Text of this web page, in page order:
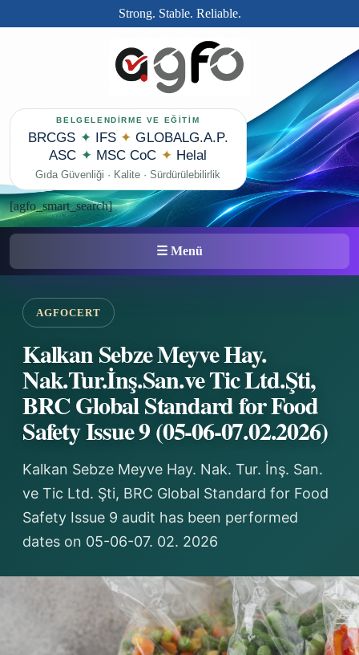
Strong. Stable. Reliable.
BELGELENDİRME VE EĞİTİM
BRCGS ✦ IFS ✦ GLOBALG.A.P.
ASC ✦ MSC CoC ✦ Helal
Gıda Güvenliği · Kalite · Sürdürülebilirlik
[agfo_smart_search]
☰ Menü
AGFOCERT
Kalkan Sebze Meyve Hay.
Nak.Tur.İnş.San.ve Tic Ltd.Şti,
BRC Global Standard for Food
Safety Issue 9 (05-06-07.02.2026)
Kalkan Sebze Meyve Hay. Nak. Tur. İnş. San.
ve Tic Ltd. Şti, BRC Global Standard for Food
Safety Issue 9 audit has been performed
dates on 05-06-07. 02. 2026